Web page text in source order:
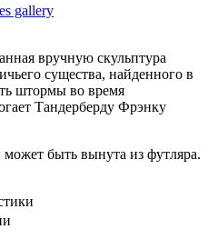
gallery
вручную скульптура
существа, найденного в
штормы во время
Тандерберду Фрэнку
быть вынута из футляра.